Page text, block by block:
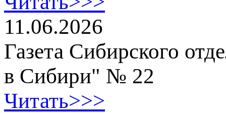
11.06.2026
Газета Сибирского
в Сибири" № 22
Читать>>>